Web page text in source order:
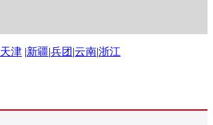
天津 |新疆|兵团 |云南|浙江